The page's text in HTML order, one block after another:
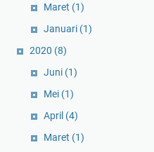
Maret (1)
Januari (1)
2020 (8)
Juni (1)
Mei (1)
April (4)
Maret (1)